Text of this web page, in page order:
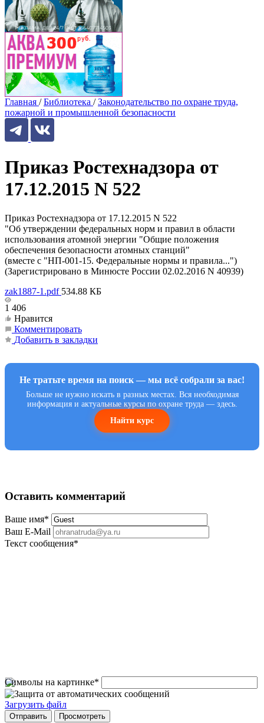
Главная / Библиотека / Законодательство по охране труда,
пожарной и промышленной безопасности
Приказ Ростехнадзора от
17.12.2015 N 522
Приказ Ростехнадзора от 17.12.2015 N 522
"Об утверждении федеральных норм и правил в области
использования атомной энергии "Общие положения
обеспечения безопасности атомных станций"
(вместе с "НП-001-15. Федеральные нормы и правила...")
(Зарегистрировано в Минюсте России 02.02.2016 N 40939)
zak1887-1.pdf 534.88 КБ
1 406
Нравится
Комментировать
Добавить в закладки
Не тратьте время на поиск — мы всё собрали за вас!
Больше не нужно искать в разных местах. Вся необходимая
информация и актуальные курсы по охране труда — здесь.
Найти курс
Оставить комментарий
Ваше имя*
Ваш E-Mail
Текст сообщения*
Символы на картинке*
Загрузить файл